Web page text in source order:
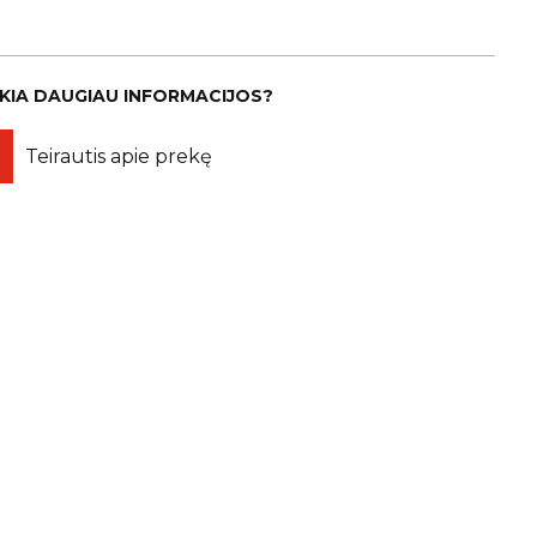
DAUGIAU INFORMACIJOS?
Teirautis apie prekę